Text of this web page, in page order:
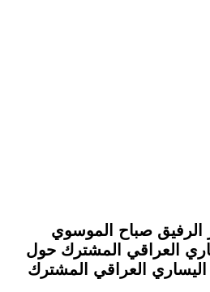
الرفيق صباح الموسوي
العراقي المشترك حول
العراقي المشترك